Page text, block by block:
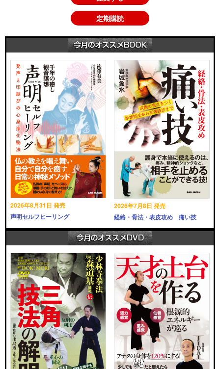
定期購読
2026年8月31日 発売
声明セルフヒーリング
2026年7月8日 発売
経絡・骨法・表皮攻め 痛い技